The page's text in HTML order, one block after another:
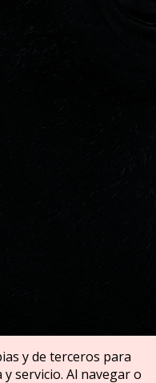
y de terceros para
servicio. Al navegar o